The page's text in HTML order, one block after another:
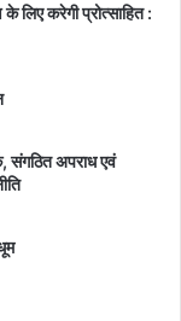
लिए करेगी प्रोत्साहित :
संगठित अपराध एवं